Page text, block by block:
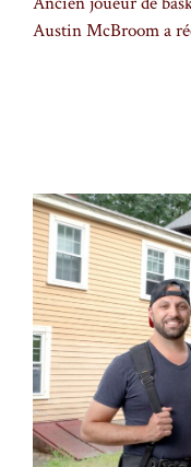
Austin McBroom a